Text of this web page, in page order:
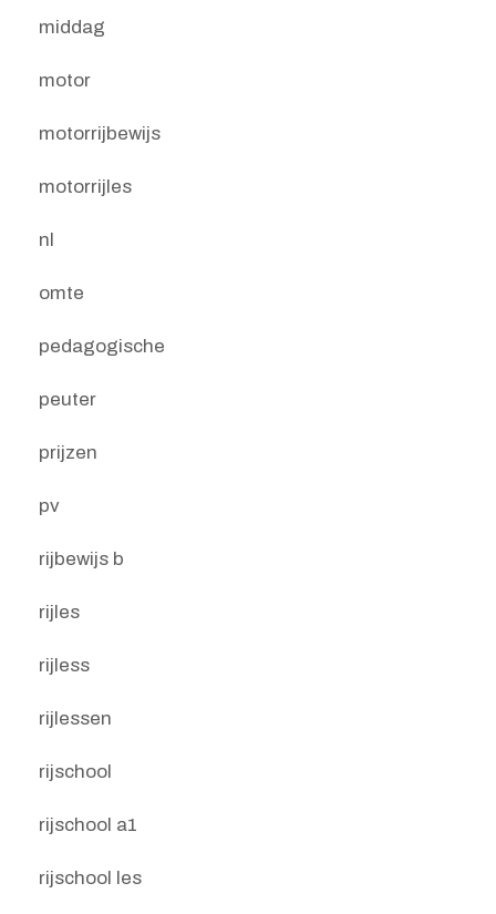
middag
motor
motorrijbewijs
motorrijles
nl
omte
pedagogische
peuter
prijzen
pv
rijbewijs b
rijles
rijless
rijlessen
rijschool
rijschool a1
rijschool les